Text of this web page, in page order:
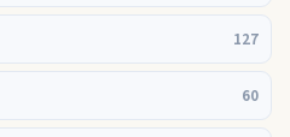
127
60